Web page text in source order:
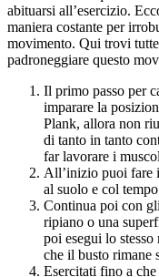
abituarsi all’esercizio.
maniera costante per
movimento. Qui trovi
padroneggiare questo
Il primo passo per
imparare la
Plank, allora non
di tanto in tanto
far lavorare i
All’inizio puoi fare
al suolo e col
Continua poi con
ripiano o una
poi esegui lo
che il busto rimane
Esercitati fino a